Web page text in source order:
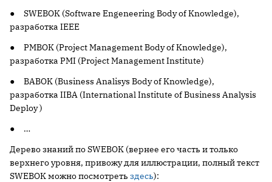
● SWEBOK (Software Engeneering Body of Knowledge),
разработка IEEE
● PMBOK (Project Management Body of Knowledge),
разработка PMI (Project Management Institute)
● BABOK (Business Analisys Body of Knowledge),
разработка IIBA (International Institute of Business Analysis
Deploy )
● …
Дерево знаний по SWEBOK (вернее его часть и только
верхнего уровня, привожу для иллюстрации, полный текст
SWEBOK можно посмотреть здесь):